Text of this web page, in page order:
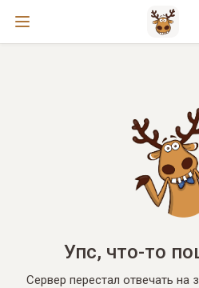
Упс, что-то
Сервер перестал отвечать